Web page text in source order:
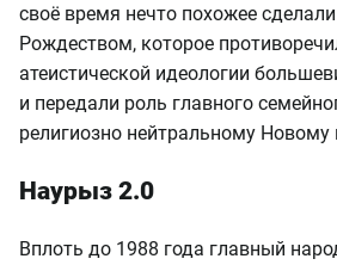
своё время нечто похожее
Рождеством, которое
атеистической идеологии
и передали роль главного
религиозно нейтральному Новому
Наурыз 2.0
Вплоть до 1988 года главный